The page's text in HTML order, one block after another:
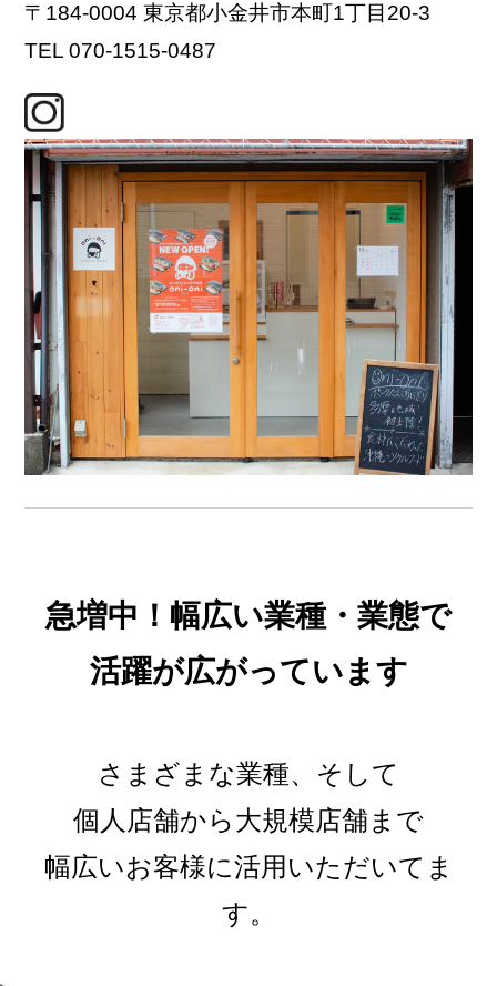
〒184-0004 東京都小金井市本町1丁目20-3
TEL 070-1515-0487
急増中！幅広い業種・業態で
活躍が広がっています
さまざまな業種、そして
個人店舗から大規模店舗まで
幅広いお客様に活用いただいてま
す。